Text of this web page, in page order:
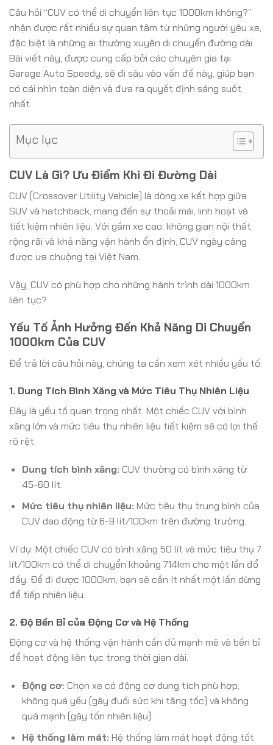
Câu hỏi “CUV có thể di chuyển liên tục 1000km không?”
nhận được rất nhiều sự quan tâm từ những người yêu xe,
đặc biệt là những ai thường xuyên di chuyển đường dài.
Bài viết này, được cung cấp bởi các chuyên gia tại
Garage Auto Speedy, sẽ đi sâu vào vấn đề này, giúp bạn
có cái nhìn toàn diện và đưa ra quyết định sáng suốt
nhất.
Mục lục
CUV Là Gì? Ưu Điểm Khi Đi Đường Dài
CUV (Crossover Utility Vehicle) là dòng xe kết hợp giữa
SUV và hatchback, mang đến sự thoải mái, linh hoạt và
tiết kiệm nhiên liệu. Với gầm xe cao, không gian nội thất
rộng rãi và khả năng vận hành ổn định, CUV ngày càng
được ưa chuộng tại Việt Nam.
Vậy, CUV có phù hợp cho những hành trình dài 1000km
liên tục?
Yếu Tố Ảnh Hưởng Đến Khả Năng Di Chuyển
1000km Của CUV
Để trả lời câu hỏi này, chúng ta cần xem xét nhiều yếu tố:
1. Dung Tích Bình Xăng và Mức Tiêu Thụ Nhiên Liệu
Đây là yếu tố quan trọng nhất. Một chiếc CUV với bình
xăng lớn và mức tiêu thụ nhiên liệu tiết kiệm sẽ có lợi thế
rõ rệt.
Dung tích bình xăng: CUV thường có bình xăng từ
45-60 lít.
Mức tiêu thụ nhiên liệu: Mức tiêu thụ trung bình của
CUV dao động từ 6-9 lít/100km trên đường trường.
Ví dụ: Một chiếc CUV có bình xăng 50 lít và mức tiêu thụ 7
lít/100km có thể di chuyển khoảng 714km cho một lần đổ
đầy. Để đi được 1000km, bạn sẽ cần ít nhất một lần dừng
để tiếp nhiên liệu.
2. Độ Bền Bỉ của Động Cơ và Hệ Thống
Động cơ và hệ thống vận hành cần đủ mạnh mẽ và bền bỉ
để hoạt động liên tục trong thời gian dài.
Động cơ: Chọn xe có động cơ dung tích phù hợp,
không quá yếu (gây đuối sức khi tăng tốc) và không
quá mạnh (gây tốn nhiên liệu).
Hệ thống làm mát: Hệ thống làm mát hoạt động tốt